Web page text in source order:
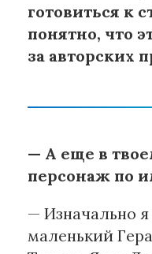
готовиться к
понятно, что
за авторских
— А еще в
персонаж по
— Изначально
маленький